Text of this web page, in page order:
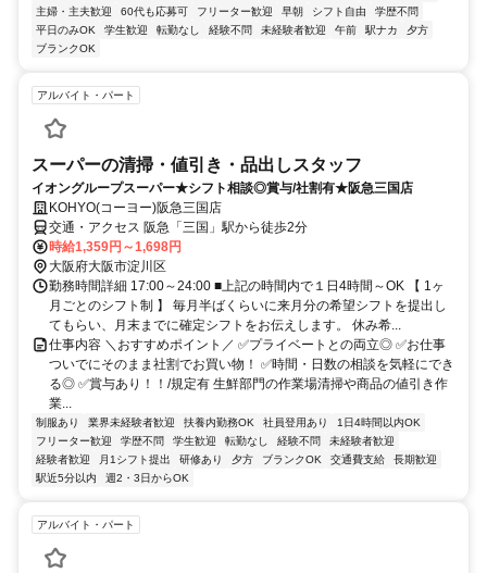
主婦・主夫歓迎
60代も応募可 フリーター歓迎 早朝 シフト自由
学歴不問
平日のみOK
学生歓迎 転勤なし 経験不問 未経験者歓迎 午前 駅ナカ
夕方
ブランクOK
アルバイト・パート
スーパーの清掃・値引き・品出しスタッフ
イオングループスーパー★シフト相談◎賞与/社割有★阪急三国店
KOHYO(コーヨー)阪急三国店
交通・アクセス 阪急「三国」駅から徒歩2分
時給1,359円～1,698円
大阪府大阪市淀川区
勤務時間詳細 17:00～24:00 ■上記の時間内で１日4時間～OK 【 1ヶ
月ごとのシフト制 】 毎月半ばくらいに来月分の希望シフトを提出し
てもらい、月末までに確定シフトをお伝えします。 休み希...
仕事内容 ＼おすすめポイント／ ✅プライベートとの両立◎ ✅お仕事
ついでにそのまま社割でお買い物！ ✅時間・日数の相談を気軽にでき
る◎ ✅賞与あり！！/規定有 生鮮部門の作業場清掃や商品の値引き作
業...
制服あり 業界未経験者歓迎 扶養内勤務OK 社員登用あり
1日4時間以内OK
フリーター歓迎
学歴不問 学生歓迎 転勤なし 経験不問
未経験者歓迎
経験者歓迎
月1シフト提出 研修あり 夕方 ブランクOK 交通費支給
長期歓迎
駅近5分以内
週2・3日からOK
アルバイト・パート